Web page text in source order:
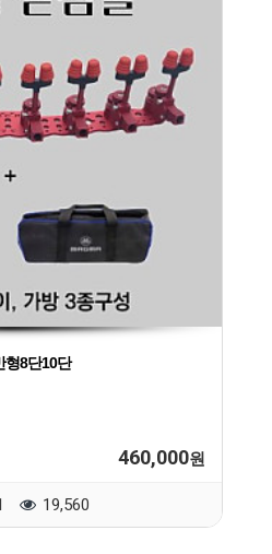
형8단10단
460,000원
19,560